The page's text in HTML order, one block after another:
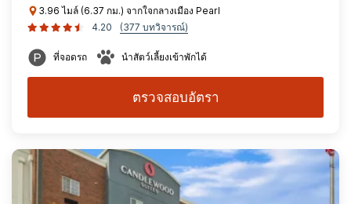
3.96 ไมล์ (6.37 กม.) จากใจกลางเมือง Pearl
4.20
(377 บทวิจารณ์)
ที่จอดรถ นำสัตว์เลี้ยงเข้าพักได้
ตรวจสอบอัตรา